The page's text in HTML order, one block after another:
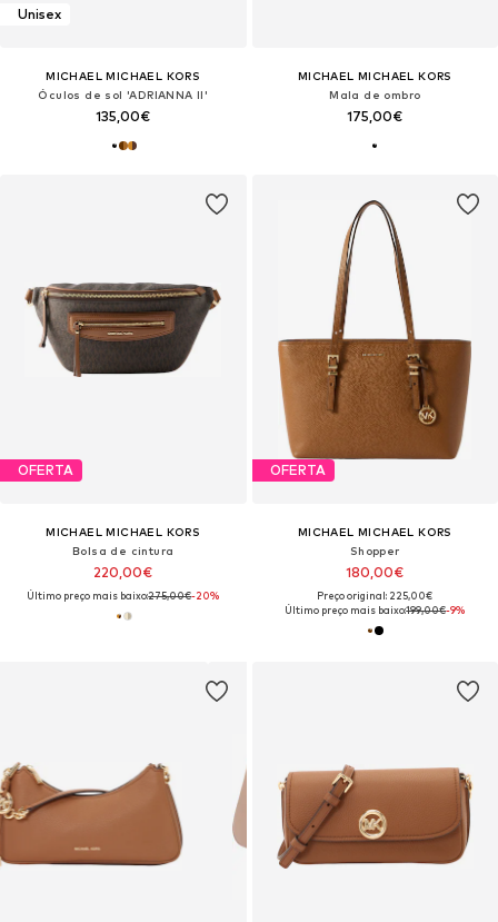
Unisex
MICHAEL MICHAEL KORS
Óculos de sol 'ADRIANNA II'
135,00€
MICHAEL MICHAEL KORS
Mala de ombro
175,00€
OFERTA
MICHAEL MICHAEL KORS
Bolsa de cintura
220,00€
Último preço mais baixo:275,00€-20%
OFERTA
MICHAEL MICHAEL KORS
Shopper
180,00€
Preço original: 225,00€
Último preço mais baixo:199,00€-9%